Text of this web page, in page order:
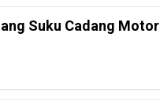
Suku Cadang Motor